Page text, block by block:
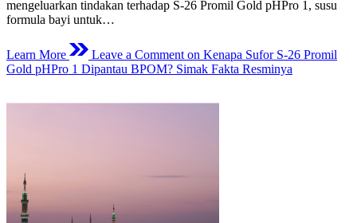
mengeluarkan tindakan terhadap S-26 Promil Gold pHPro 1, susu
formula bayi untuk…
Learn More Leave a Comment on Kenapa Sufor S-26 Promil
Gold pHPro 1 Dipantau BPOM? Simak Fakta Resminya